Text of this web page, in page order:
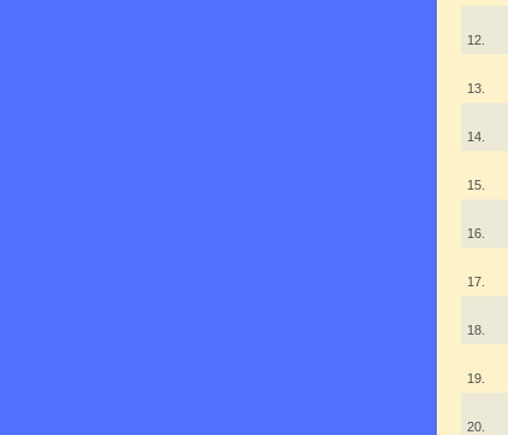
12.
13.
14.
15.
16.
17.
18.
19.
20.